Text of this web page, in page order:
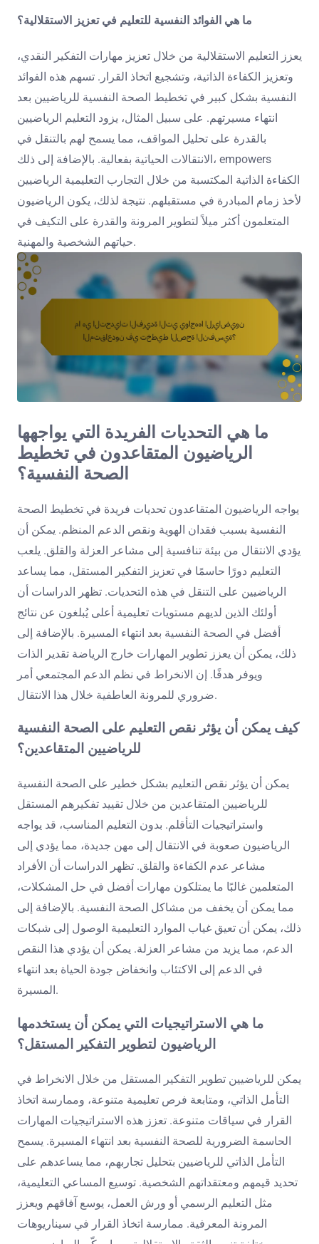
ما هي الفوائد النفسية للتعليم في تعزيز الاستقلالية؟
يعزز التعليم الاستقلالية من خلال تعزيز مهارات التفكير النقدي،
وتعزيز الكفاءة الذاتية، وتشجيع اتخاذ القرار. تسهم هذه الفوائد
النفسية بشكل كبير في تخطيط الصحة النفسية للرياضيين بعد
انتهاء مسيرتهم. على سبيل المثال، يزود التعليم الرياضيين
بالقدرة على تحليل المواقف، مما يسمح لهم بالتنقل في
الانتقالات الحياتية بفعالية. بالإضافة إلى ذلك، empowers
الكفاءة الذاتية المكتسبة من خلال التجارب التعليمية الرياضيين
لأخذ زمام المبادرة في مستقبلهم. نتيجة لذلك، يكون الرياضيون
المتعلمون أكثر ميلاً لتطوير المرونة والقدرة على التكيف في
حياتهم الشخصية والمهنية.
ما هي التحديات الفريدة التي يواجهها
الرياضيون المتقاعدون في تخطيط
الصحة النفسية؟
يواجه الرياضيون المتقاعدون تحديات فريدة في تخطيط الصحة
النفسية بسبب فقدان الهوية ونقص الدعم المنظم. يمكن أن
يؤدي الانتقال من بيئة تنافسية إلى مشاعر العزلة والقلق. يلعب
التعليم دورًا حاسمًا في تعزيز التفكير المستقل، مما يساعد
الرياضيين على التنقل في هذه التحديات. تظهر الدراسات أن
أولئك الذين لديهم مستويات تعليمية أعلى يُبلغون عن نتائج
أفضل في الصحة النفسية بعد انتهاء المسيرة. بالإضافة إلى
ذلك، يمكن أن يعزز تطوير المهارات خارج الرياضة تقدير الذات
ويوفر هدفًا. إن الانخراط في نظم الدعم المجتمعي أمر
ضروري للمرونة العاطفية خلال هذا الانتقال.
كيف يمكن أن يؤثر نقص التعليم على الصحة النفسية
للرياضيين المتقاعدين؟
يمكن أن يؤثر نقص التعليم بشكل خطير على الصحة النفسية
للرياضيين المتقاعدين من خلال تقييد تفكيرهم المستقل
واستراتيجيات التأقلم. بدون التعليم المناسب، قد يواجه
الرياضيون صعوبة في الانتقال إلى مهن جديدة، مما يؤدي إلى
مشاعر عدم الكفاءة والقلق. تظهر الدراسات أن الأفراد
المتعلمين غالبًا ما يمتلكون مهارات أفضل في حل المشكلات،
مما يمكن أن يخفف من مشاكل الصحة النفسية. بالإضافة إلى
ذلك، يمكن أن تعيق غياب الموارد التعليمية الوصول إلى شبكات
الدعم، مما يزيد من مشاعر العزلة. يمكن أن يؤدي هذا النقص
في الدعم إلى الاكتئاب وانخفاض جودة الحياة بعد انتهاء
المسيرة.
ما هي الاستراتيجيات التي يمكن أن يستخدمها
الرياضيون لتطوير التفكير المستقل؟
يمكن للرياضيين تطوير التفكير المستقل من خلال الانخراط في
التأمل الذاتي، ومتابعة فرص تعليمية متنوعة، وممارسة اتخاذ
القرار في سياقات متنوعة. تعزز هذه الاستراتيجيات المهارات
الحاسمة الضرورية للصحة النفسية بعد انتهاء المسيرة. يسمح
التأمل الذاتي للرياضيين بتحليل تجاربهم، مما يساعدهم على
تحديد قيمهم ومعتقداتهم الشخصية. توسيع المساعي التعليمية،
مثل التعليم الرسمي أو ورش العمل، يوسع آفاقهم ويعزز
المرونة المعرفية. ممارسة اتخاذ القرار في سيناريوهات